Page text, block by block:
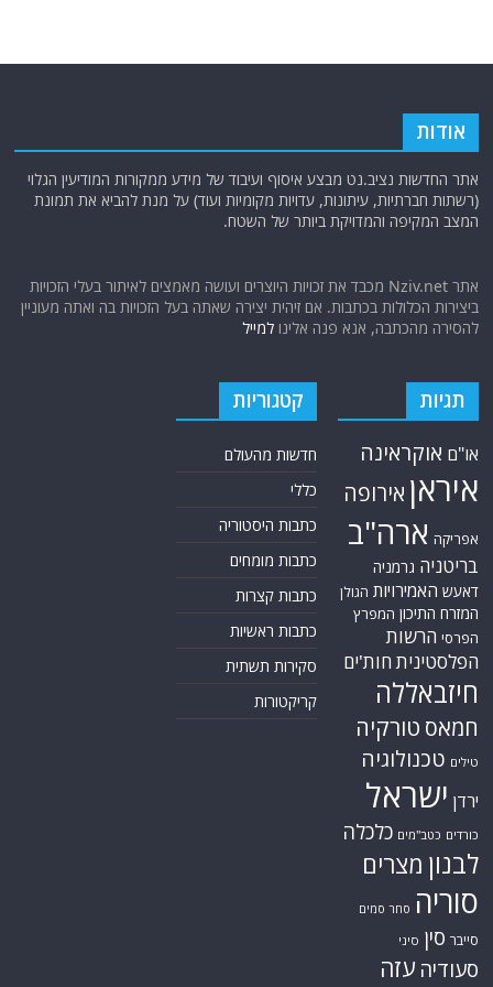
אודות
אתר החדשות נציב.נט מבצע איסוף ועיבוד של מידע ממקורות המודיעין הגלוי
(רשתות חברתיות, עיתונות, עדויות מקומיות ועוד) על מנת להביא את תמונת
המצב המקיפה והמדויקת ביותר של השטח.
אתר Nziv.net מכבד את זכויות היוצרים ועושה מאמצים לאיתור בעלי הזכויות
ביצירות הכלולות בכתבות. אם זיהית יצירה שאתה בעל הזכויות בה ואתה מעוניין
להסירה מהכתבה, אנא פנה אלינולמייל
תגיות
או"ם אוקראינה
איראן אירופה
אפריקה ארה"ב
בריטניה גרמניה
דאעש האמירויות הגולן
המזרח התיכון המפרץ
הפרסי הרשות
הפלסטיניתחות'ים
חיזבאללה
חמאס טורקיה
טילים טכנולוגיה
ירדן ישראל
כורדים כטב"מים כלכלה
לבנון מצרים
סוריה סחר סמים
סייבר סין סיני
סעודיה עזה
קטגוריות
חדשות מהעולם
כללי
כתבות היסטוריה
כתבות מומחים
כתבות קצרות
כתבות ראשיות
סקירות תשתית
קריקטורות